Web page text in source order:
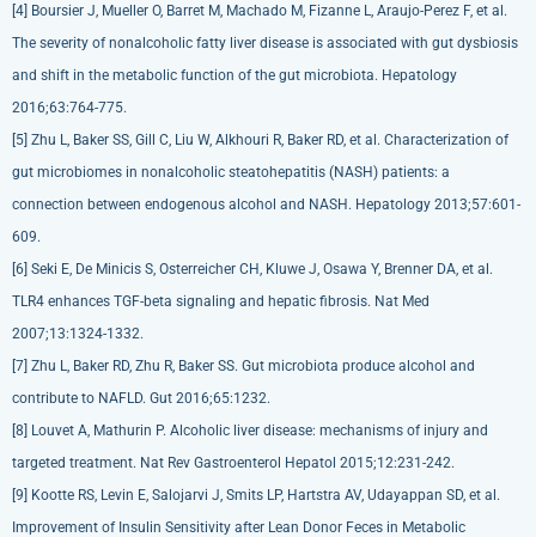
[4] Boursier J, Mueller O, Barret M, Machado M, Fizanne L, Araujo-Perez F, et al.
The severity of nonalcoholic fatty liver disease is associated with gut dysbiosis
and shift in the metabolic function of the gut microbiota. Hepatology
2016;63:764-775.
[5] Zhu L, Baker SS, Gill C, Liu W, Alkhouri R, Baker RD, et al. Characterization of
gut microbiomes in nonalcoholic steatohepatitis (NASH) patients: a
connection between endogenous alcohol and NASH. Hepatology 2013;57:601-
609.
[6] Seki E, De Minicis S, Osterreicher CH, Kluwe J, Osawa Y, Brenner DA, et al.
TLR4 enhances TGF-beta signaling and hepatic fibrosis. Nat Med
2007;13:1324-1332.
[7] Zhu L, Baker RD, Zhu R, Baker SS. Gut microbiota produce alcohol and
contribute to NAFLD. Gut 2016;65:1232.
[8] Louvet A, Mathurin P. Alcoholic liver disease: mechanisms of injury and
targeted treatment. Nat Rev Gastroenterol Hepatol 2015;12:231-242.
[9] Kootte RS, Levin E, Salojarvi J, Smits LP, Hartstra AV, Udayappan SD, et al.
Improvement of Insulin Sensitivity after Lean Donor Feces in Metabolic